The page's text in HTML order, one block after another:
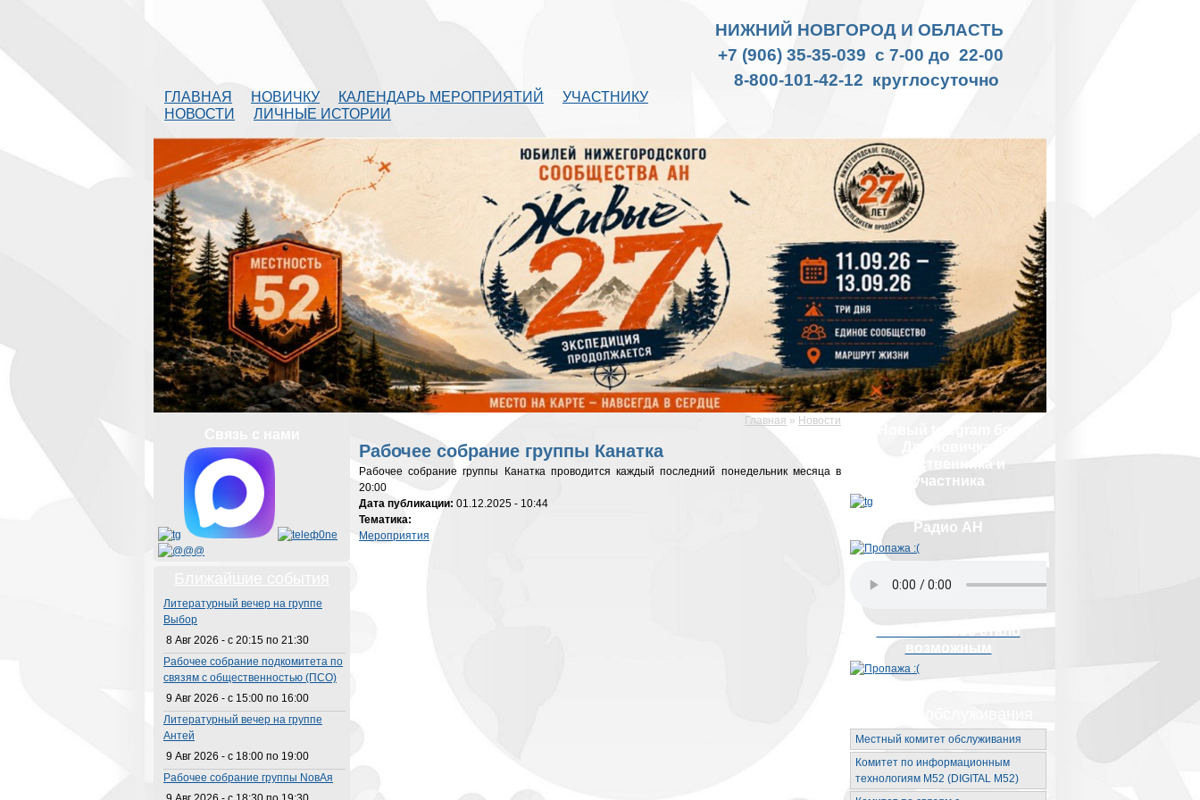
НИЖНИЙ НОВГОРОД И ОБЛАСТЬ
+7 (906) 35-35-039 с 7-00 до 22-00
8-800-101-42-12 круглосуточно
ГЛАВНАЯ НОВИЧКУ КАЛЕНДАРЬ МЕРОПРИЯТИЙ
УЧАСТНИКУ
НОВОСТИ
ЛИЧНЫЕ ИСТОРИИ
Вы здесь Главная » Новости
Рабочее собрание группы Канатка
Рабочее собрание группы Канатка проводится каждый последний понедельник месяца в
20:00
Дата публикации: 01.12.2025 - 10:44
Тематика:
Мероприятия
Литературный вечер на группе
Выбор
8 Авг 2026 - с 20:15 по 21:30
Рабочее собрание подкомитета по
связям с общественностью (ПСО)
9 Авг 2026 - с 15:00 по 16:00
Литературный вечер на группе
Антей
9 Авг 2026 - с 18:00 по 19:00
Рабочее собрание группы NовАя
родственника и
участника
Радио АН
Невозможное стало
Местный комитет обслуживания
Комитет по информационным
технологиям М52 (DIGITAL M52)